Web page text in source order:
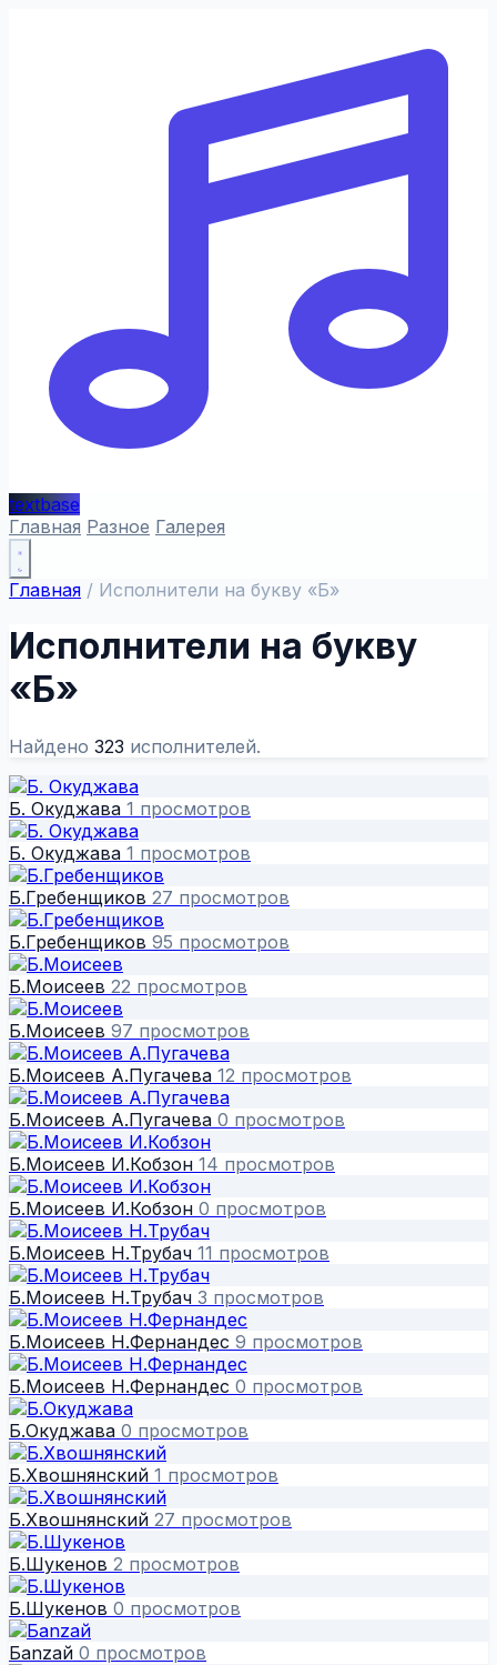
textbase
Главная Разное Галерея
Главная / Исполнители на букву «Б»
Исполнители на букву
«Б»
Найдено 323 исполнителей.
Б. Окуджава 1 просмотров
Б. Окуджава 1 просмотров
Б.Гребенщиков 27 просмотров
Б.Гребенщиков 95 просмотров
Б.Моисеев 22 просмотров
Б.Моисеев 97 просмотров
Б.Моисеев А.Пугачева 12 просмотров
Б.Моисеев А.Пугачева 0 просмотров
Б.Моисеев И.Кобзон 14 просмотров
Б.Моисеев И.Кобзон 0 просмотров
Б.Моисеев Н.Трубач 11 просмотров
Б.Моисеев Н.Трубач 3 просмотров
Б.Моисеев Н.Фернандес 9 просмотров
Б.Моисеев Н.Фернандес 0 просмотров
Б.Окуджава 0 просмотров
Б.Хвошнянский 1 просмотров
Б.Хвошнянский 27 просмотров
Б.Шукенов 2 просмотров
Б.Шукенов 0 просмотров
Баnzай 0 просмотров